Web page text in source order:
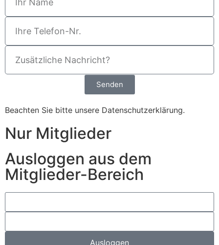
Senden
Beachten Sie bitte unsere Datenschutzerklärung.
Nur Mitglieder
Ausloggen aus dem
Mitglieder-Bereich
Ausloggen